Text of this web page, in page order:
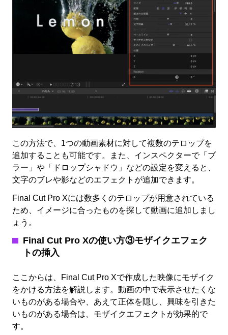
この方法で、1つの動画素材に対して複数のテロップを
追加することも可能です。また、インスペクターで「ブ
ラー」や「ドロップシャドウ」などの設定を変えると、
文字のブレや影などのエフェクトが追加できます。
Final Cut Pro Xには数多くのテロップが用意されている
ため、イメージに合ったものを探して動画に追加しまし
ょう。
Final Cut Pro Xの使い方③モザイクエフェク
トの挿入
ここからは、Final Cut Pro Xで作成した映像にモザイク
をかける方法を解説します。動画の中で表示させたくな
いものがある場合や、あえて正体を隠し、興味を引きた
いものがある場合は、モザイクエフェクトが効果的で
す。